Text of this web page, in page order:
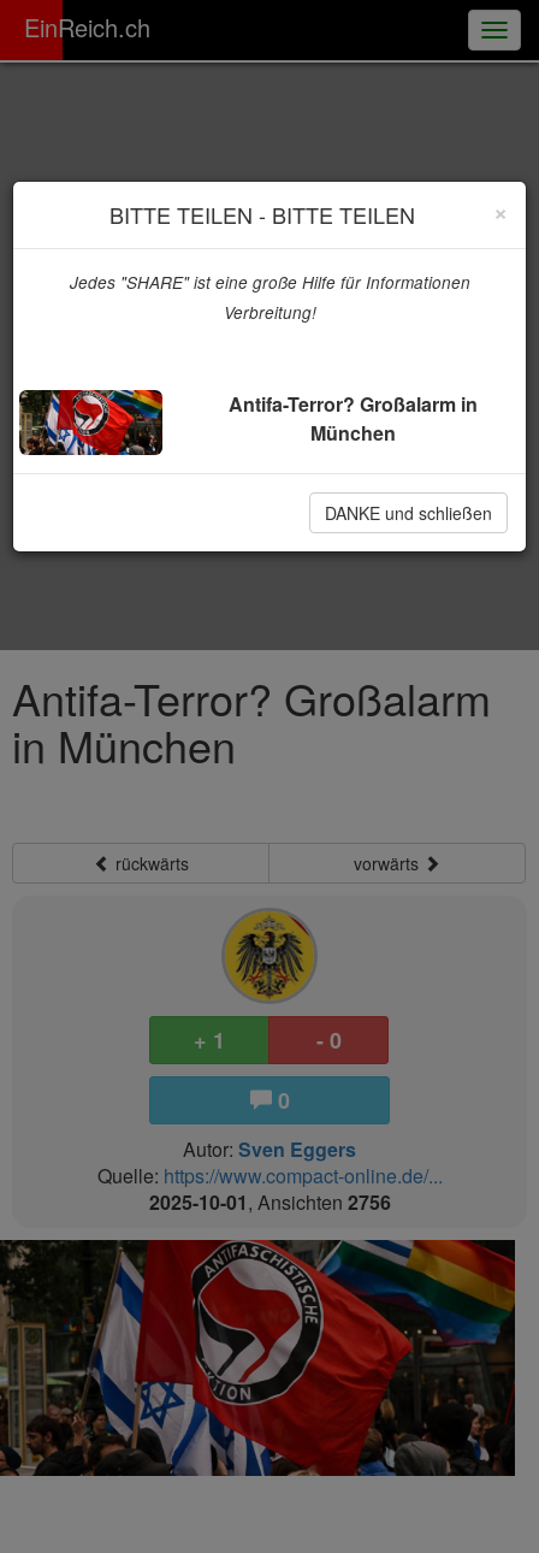
EinReich.ch
ER
Antifa-Terror? Großalarm
in München
rückwärts vorwärts
+ 1
- 0
0
Autor: Sven Eggers
Quelle: https://www.compact-online.de/...
2025-10-01, Ansichten 2756
×
BITTE TEILEN - BITTE TEILEN
Jedes "SHARE" ist eine große Hilfe für Informationen
Verbreitung!
Antifa-Terror? Großalarm in
München
DANKE und schließen